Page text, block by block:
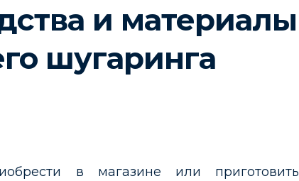
и материалы
шугаринга
в магазине или приготовить